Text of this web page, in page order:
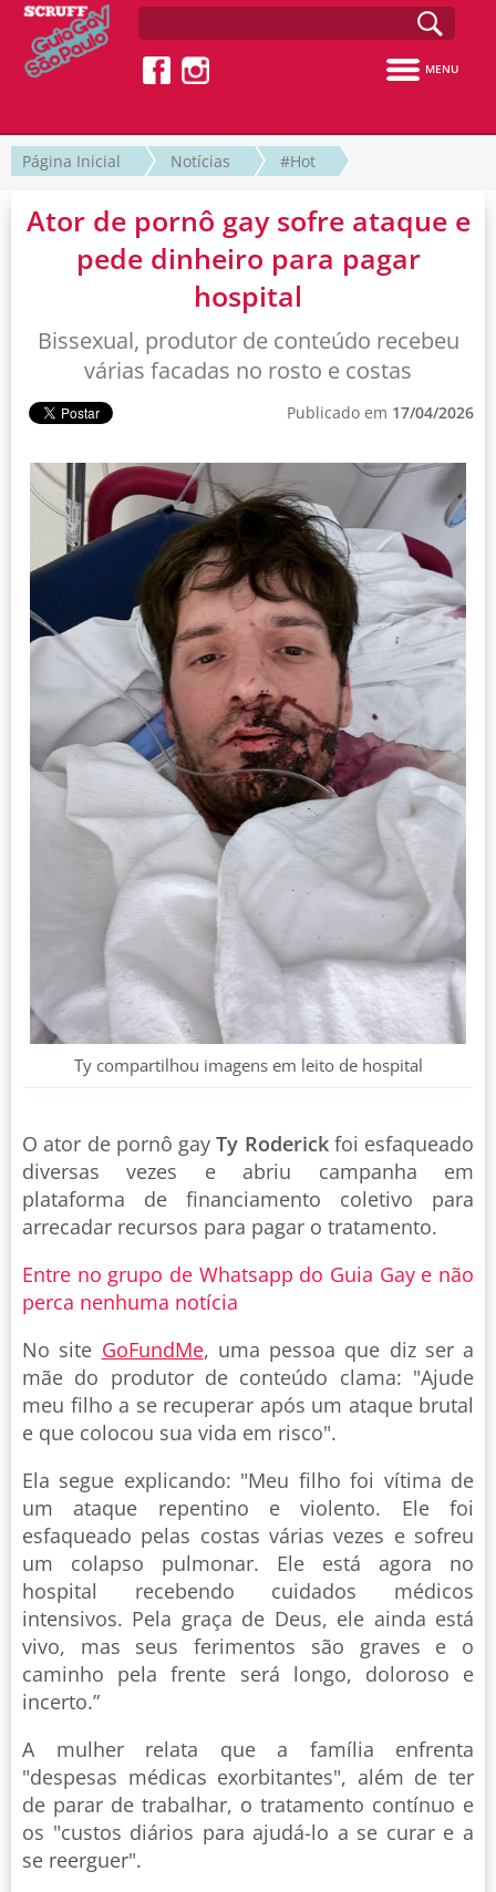
MENU
Página Inicial Notícias #Hot
Ator de pornô gay sofre ataque e
pede dinheiro para pagar
hospital
Bissexual, produtor de conteúdo recebeu
várias facadas no rosto e costas
Publicado em 17/04/2026
Ty compartilhou imagens em leito de hospital
O ator de pornô gayTy Roderickfoi esfaqueado
diversas vezes e abriu campanha em
plataforma de financiamento coletivo para
arrecadar recursos para pagar o tratamento.
Entre no grupo de Whatsapp do Guia Gay e não
perca nenhuma notícia
No site GoFundMe, uma pessoa que diz ser a
mãe do produtor de conteúdo clama: "Ajude
meu filho a se recuperar após um ataque brutal
e que colocou sua vida em risco".
Ela segue explicando: "Meu filho foi vítima de
um ataque repentino e violento. Ele foi
esfaqueado pelas costas várias vezes e sofreu
um colapso pulmonar. Ele está agora no
hospital recebendo cuidados médicos
intensivos. Pela graça de Deus, ele ainda está
vivo, mas seus ferimentos são graves e o
caminho pela frente será longo, doloroso e
incerto.”
A mulher relata que a família enfrenta
"despesas médicas exorbitantes", além de ter
de parar de trabalhar, o tratamento contínuo e
os "custos diários para ajudá-lo a se curar e a
se reerguer".